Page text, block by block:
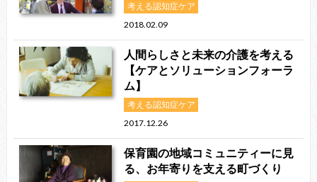
考える認知症ケア
2018.02.09
人間らしさと未来の介護を考える
【ケアとソリューションフォーラ
ム】
考える認知症ケア
2017.12.26
保育園の地域コミュニティーに見
る、お年寄りを支える町づくり